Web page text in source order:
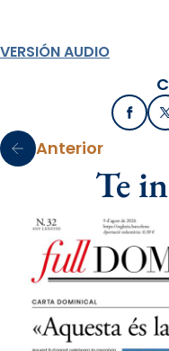
VERSIÓN AUDIO
Anterior
Te